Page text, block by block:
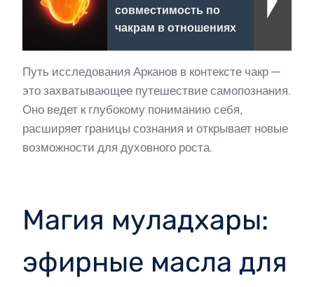
совместимость по
чакрам в отношениях
Путь исследования Арканов в контексте чакр —
это захватывающее путешествие самопознания.
Оно ведет к глубокому пониманию себя,
расширяет границы сознания и открывает новые
возможности для духовного роста.
Магия муладхары:
эфирные масла для